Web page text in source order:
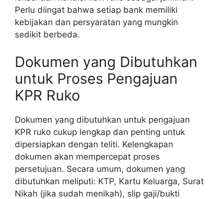
Perlu diingat bahwa setiap bank memiliki
kebijakan dan persyaratan yang mungkin
sedikit berbeda.
Dokumen yang Dibutuhkan
untuk Proses Pengajuan
KPR Ruko
Dokumen yang dibutuhkan untuk pengajuan
KPR ruko cukup lengkap dan penting untuk
dipersiapkan dengan teliti. Kelengkapan
dokumen akan mempercepat proses
persetujuan. Secara umum, dokumen yang
dibutuhkan meliputi: KTP, Kartu Keluarga, Surat
Nikah (jika sudah menikah), slip gaji/bukti